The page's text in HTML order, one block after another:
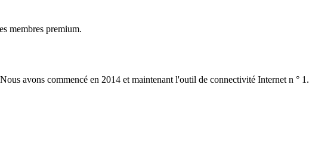
membres premium.
avons commencé en 2014 et maintenant l'outil de connectivité Internet n ° 1.